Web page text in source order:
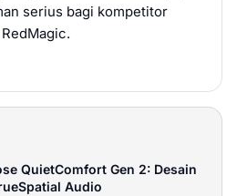
serius bagi kompetitor
QuietComfort Gen 2: Desain
Audio